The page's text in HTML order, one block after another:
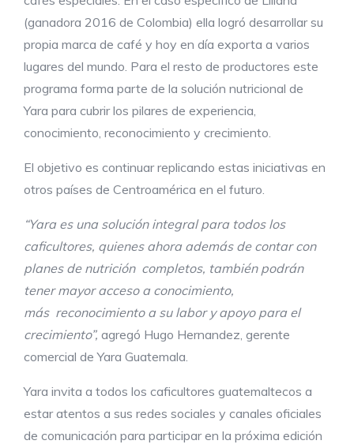
(ganadora 2016 de Colombia) ella logró desarrollar su
propia marca de café y hoy en día exporta a varios
lugares del mundo. Para el resto de productores este
programa forma parte de la solución nutricional de
Yara para cubrir los pilares de experiencia,
conocimiento, reconocimiento y crecimiento.
El objetivo es continuar replicando estas iniciativas en
otros países de Centroamérica en el futuro.
“Yara es una solución integral para todos los
caficultores, quienes ahora además de contar con
planes de nutrición completos, también podrán
tener mayor acceso a conocimiento,
más reconocimiento a su labor y apoyo para el
crecimiento”, agregó Hugo Hernandez, gerente
comercial de Yara Guatemala.
Yara invita a todos los caficultores guatemaltecos a
estar atentos a sus redes sociales y canales oficiales
de comunicación para participar en la próxima edición